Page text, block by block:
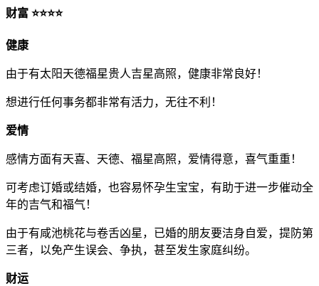
财富 ⭐⭐⭐⭐
健康
由于有太阳天德福星贵人吉星高照，健康非常良好！
想进行任何事务都非常有活力，无往不利！
爱情
感情方面有天喜、天德、福星高照，爱情得意，喜气重重！
可考虑订婚或结婚，也容易怀孕生宝宝，有助于进一步催动全
年的吉气和福气！
由于有咸池桃花与卷舌凶星，已婚的朋友要洁身自爱，提防第
三者，以免产生误会、争执，甚至发生家庭纠纷。
财运